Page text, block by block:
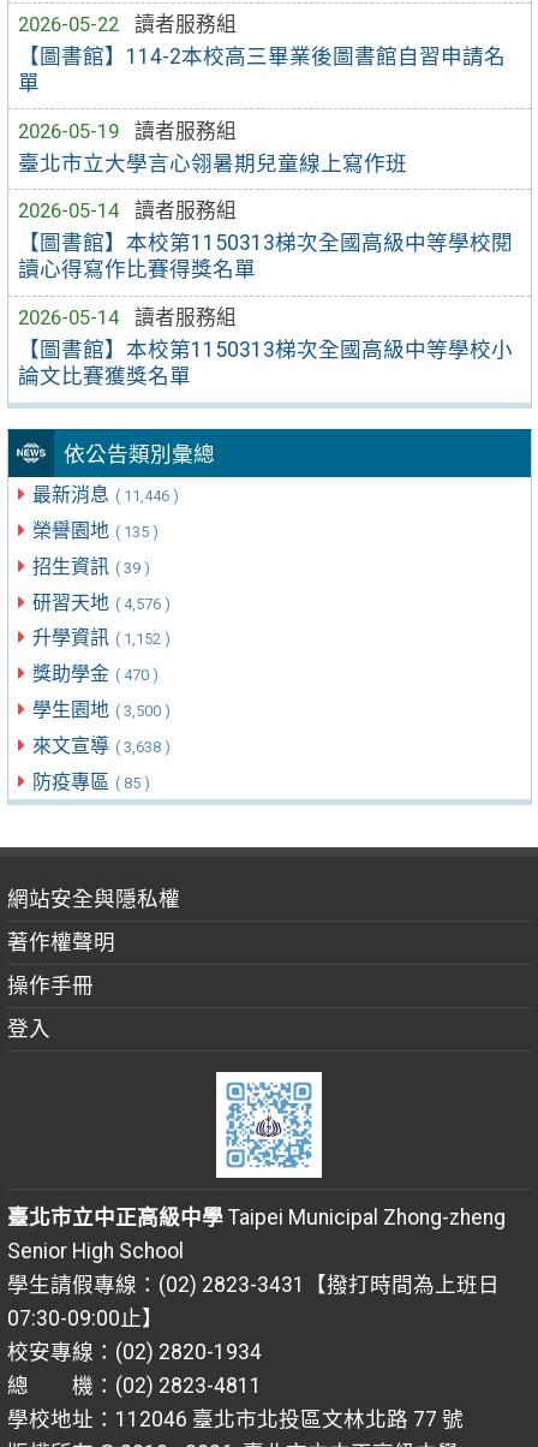
2026-05-22
讀者服務組
【圖書館】114-2本校高三畢業後圖書館自習申請名
單
2026-05-19
讀者服務組
臺北市立大學言心翎暑期兒童線上寫作班
2026-05-14
讀者服務組
【圖書館】本校第1150313梯次全國高級中等學校閱
讀心得寫作比賽得獎名單
2026-05-14
讀者服務組
【圖書館】本校第1150313梯次全國高級中等學校小
論文比賽獲獎名單
依公告類別彙總
最新消息 ( 11,446 )
榮譽園地 ( 135 )
招生資訊 ( 39 )
研習天地 ( 4,576 )
升學資訊 ( 1,152 )
獎助學金 ( 470 )
學生園地 ( 3,500 )
來文宣導 ( 3,638 )
防疫專區 ( 85 )
網站安全與隱私權
著作權聲明
操作手冊
登入
臺北市立中正高級中學Taipei Municipal Zhong-zheng
Senior High School
學生請假專線：(02) 2823-3431【撥打時間為上班日
07:30-09:00止】
校安專線：(02) 2820-1934
總 機：(02) 2823-4811
學校地址：112046 臺北市北投區文林北路 77 號